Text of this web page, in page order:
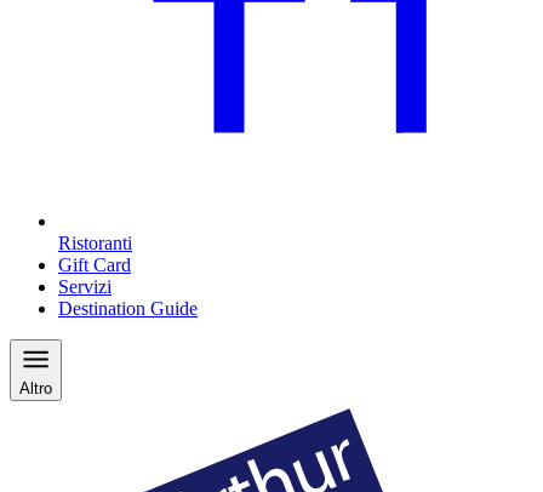
Ristoranti
Gift Card
Servizi
Destination Guide
Altro